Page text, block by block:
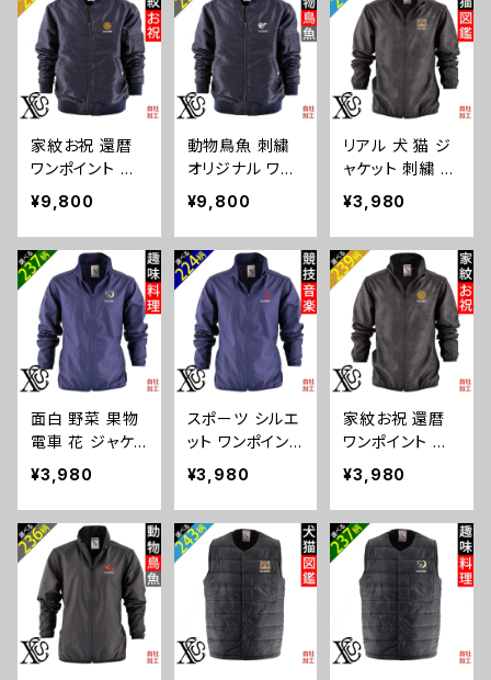
ブルゾン ソフト
シェル ネック 通
気性 撥水性 和
グッズ 柄 柴犬
チワワ シーズー
グ フレンチブル
ドッグ X-CLOT
HES 猫図鑑 犬
3-b10-s
ズ ワンポイント
ブルゾン ソフト
シェル ネック 通
気性 撥水性 和
柄 グッズ ori-a
ン ソフトシェル
ネック 通気性
撥水性 和柄 ブ
ラック 父の日 卒
業 記念品 部活
バスケ テニス プ
レゼント 誕生日
ori-am-jkt3-b0
家紋お祝 還暦
ワンポイント 刺
繍 オリジナル
中綿 MA-1 ジャ
ケット ミリタリー
メンズ ブルゾン
ソフトシェル ネ
ック 通気性 撥
水性 和柄 ブラッ
ク 父の日 グッズ
柄 丸に 五瓜 桔
梗 巴 藤 羽 菱
唐花 木瓜 蔦 桐
織田信長 ori-a
m-jkt3-b07-s
¥9,800
動物鳥魚 刺繍
オリジナル ワン
ポイント中綿 M
A-1 ジャケット
ミリタリー メン
ズ ワンポイント
ブルゾン ソフト
シェル ネック 通
気性 撥水性 ブ
ラック 父の日 柄
馬 鳥 豚 魚 グッ
ズ ori-am-jkt3-
b06-s
¥9,800
リアル 犬 猫 ジ
ャケット 刺繍 プ
レゼント 軽量 オ
リジナル 薄手
スタンドジャケッ
ト メンズ ワンポ
イント ブルゾン
ソフトシェル ネ
ック 通気性 撥
水性 和グッズ
柄 柴犬 チワワ
シーズー シュナ
ウザー パグ フレ
ンチブルドッグ X
-CLOTHES 猫
-am-jkt2-b10-
s
¥3,980
面白 野菜 果物
電車 花 ジャケッ
ト リアル 刺繍
プレゼント 軽量
オリジナル 薄手
スタンドジャケッ
ト メンズ ワンポ
イント ブルゾン
ソフトシェル ネ
ック 通気性 撥
水性 和柄 グッ
¥3,980
スポーツ シルエ
ット ワンポイント
刺繍 軽量 オリ
ジナル 薄手 ス
タンドジャケット
メンズ ブルゾン
ソフトシェル ス
タンドネック 通
気性 撥水性 和
柄 ブラック ネイ
ビー 父の日 春
¥3,980
家紋お祝 還暦
ワンポイント 刺
繍 オリジナル
軽量 薄手 スタ
ンドジャケット メ
ンズ ブルゾン ソ
フトシェル ネッ
ク 通気性 撥水
性 和柄 ブラック
父の日 グッズ
柄 丸に 五瓜 桔
¥3,980